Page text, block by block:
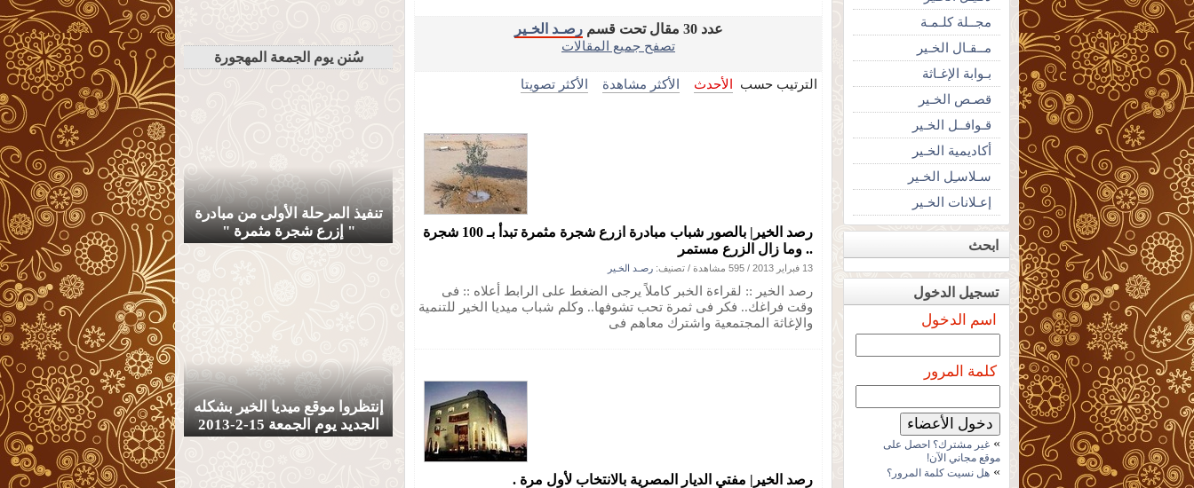
عدد 30 مقال تحت قسم
رصـد الخـير
تصفح جميع المقالات
الترتيب حسب الأحدث الأكثر مشاهدة الأكثر تصويتا
رصد الخير| بالصور شباب مبادرة ازرع شجرة مثمرة تبدأ بـ 100 شجرة
.. وما زال الزرع مستمر
13 فبراير 2013 / 595 مشاهدة / تصنيف: رصـد الخـير
رصد الخير :: لقراءة الخبر كاملاً يرجى الضغط على الرابط أعلاه :: فى
وقت فراغك.. فكر فى ثمرة تحب تشوفها.. وكلم شباب ميديا الخير للتنمية
والإغاثة المجتمعية واشترك معاهم فى
رصد الخير| مفتي الديار المصرية بالانتخاب لأول مرة .
مجــلة كلـمـة
مــقـال الخـير
بـوابة الإغـاثة
قصـص الخـير
قـوافــل الخـير
أكاديمية الخـير
سـلاسـِل الخـير
إعـلانات الخـير
ابحث
تسجيل الدخول
اسم الدخول
كلمة المرور
» غير مشترك؟ احصل على
موقع مجاني الآن!
» هل نسيت كلمة المرور؟
سُنن يوم الجمعة المهجورة
تنفيذ المرحلة الأولى من مبادرة
" إزرع شجرة مثمرة "
إنتظروا موقع ميديا الخير بشكله
الجديد يوم الجمعة 15-2-2013